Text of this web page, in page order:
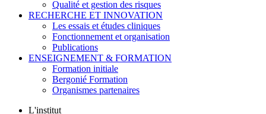
Qualité et gestion des risques
RECHERCHE ET INNOVATION
Les essais et études cliniques
Fonctionnement et organisation
Publications
ENSEIGNEMENT & FORMATION
Formation initiale
Bergonié Formation
Organismes partenaires
L'institut